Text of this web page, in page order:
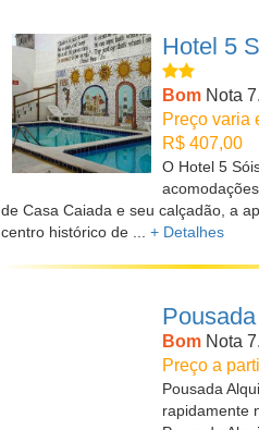
Hotel 5
Bom Nota
Preço varia
R$ 407,00
O Hotel 5
de Casa Caiada e seu calçadão, a
centro histórico de ... + Detalhes
Bom Nota
Preço a
Pousada
rapidamente